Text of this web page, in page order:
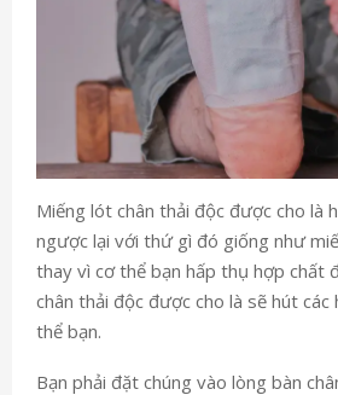
Miếng lót chân thải độc được cho là
ngược lại với thứ gì đó giống như
thay vì cơ thể bạn hấp thụ hợp chất
chân thải độc được cho là sẽ hút các
thể bạn.
Bạn phải đặt chúng vào lòng bàn